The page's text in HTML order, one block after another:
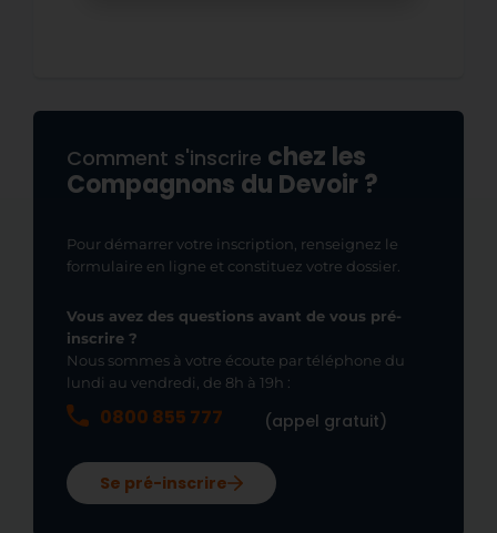
Comment s'inscrire chez les
Compagnons du Devoir ?
Pour démarrer votre inscription, renseignez le
formulaire en ligne et constituez votre dossier.
Vous avez des questions avant de vous pré-
inscrire ?
Nous sommes à votre écoute par téléphone du
lundi au vendredi, de 8h à 19h :
0800 855 777 (appel gratuit)
Se pré-inscrire